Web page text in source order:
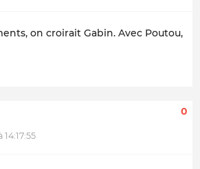
on croirait Gabin. Avec Poutou,
14:17:55
0